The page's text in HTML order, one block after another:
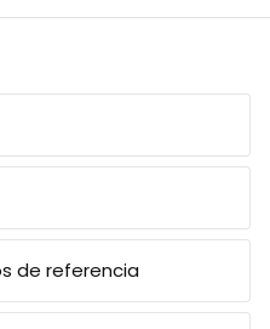
de referencia